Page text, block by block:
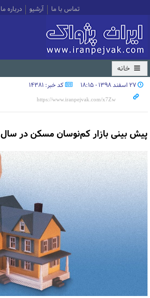
تماس با ما آرشیو درباره ما
خانه
۲۷ اسفند ۱۳۹۸ - ۱۸:۱۵ کد خبر: 14381
پیش بینی بازار کم‌نوسان مسکن در سال ۹۹